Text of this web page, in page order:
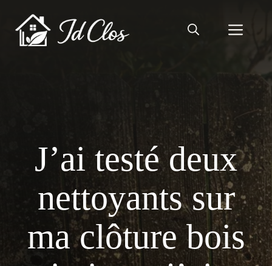
contenu
J’ai testé deux
nettoyants sur
ma clôture bois